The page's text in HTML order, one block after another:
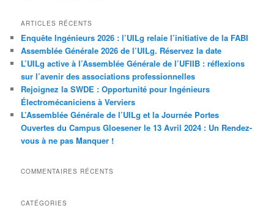
ARTICLES RÉCENTS
Enquête Ingénieurs 2026 : l’UILg relaie l’initiative de la FABI
Assemblée Générale 2026 de l’UILg. Réservez la date
L’UILg active à l’Assemblée Générale de l’UFIIB : réflexions
sur l’avenir des associations professionnelles
Rejoignez la SWDE : Opportunité pour Ingénieurs
Électromécaniciens à Verviers
L’Assemblée Générale de l’UILg et la Journée Portes
Ouvertes du Campus Gloesener le 13 Avril 2024 : Un Rendez-
vous à ne pas Manquer !
COMMENTAIRES RÉCENTS
CATÉGORIES